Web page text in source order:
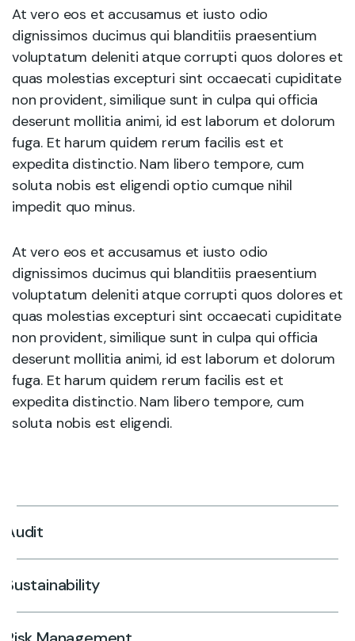
At vero eos et accusamus et iusto odio
dignissimos ducimus qui blanditiis praesentium
voluptatum deleniti atque corrupti quos dolores et
quas molestias excepturi sint occaecati cupiditate
non provident, similique sunt in culpa qui officia
deserunt mollitia animi, id est laborum et dolorum
fuga. Et harum quidem rerum facilis est et
expedita distinctio. Nam libero tempore, cum
soluta nobis est eligendi optio cumque nihil
impedit quo minus.
At vero eos et accusamus et iusto odio
dignissimos ducimus qui blanditiis praesentium
voluptatum deleniti atque corrupti quos dolores et
quas molestias excepturi sint occaecati cupiditate
non provident, similique sunt in culpa qui officia
deserunt mollitia animi, id est laborum et dolorum
fuga. Et harum quidem rerum facilis est et
expedita distinctio. Nam libero tempore, cum
soluta nobis est eligendi.
Audit
Sustainability